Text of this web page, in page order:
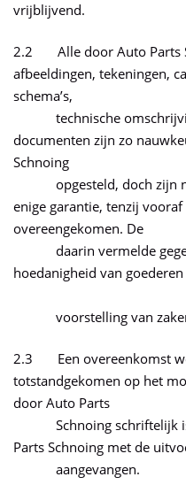
vrijblijvend.
2.2 Alle door Auto Parts
afbeeldingen, tekeningen,
schema’s,
technische
documenten zijn zo
Schnoing
opgesteld, doch zijn
enige garantie, tenzij
overeengekomen. De
daarin vermelde
hoedanigheid van
voorstelling van zaken
2.3 Een overeenkomst
totstandgekomen op het
door Auto Parts
Schnoing schriftelijk is
Parts Schnoing met de
aangevangen.